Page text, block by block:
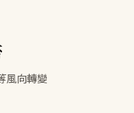
風向轉變